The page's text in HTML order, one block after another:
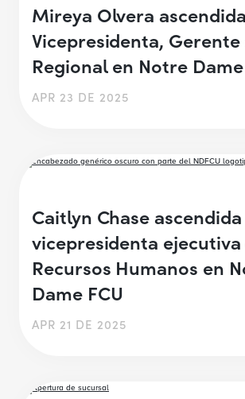
Mireya Olvera
Vicepresidenta, Gerente
Regional en Notre
APR 23 DE 2025
Caitlyn Chase
vicepresidenta ejecutiva
Recursos Humanos en
Dame FCU
APR 21 DE 2025